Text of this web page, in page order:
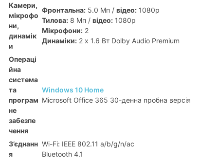
Камери,
мікрофо
ни,
динамік
и
Фронтальна: 5.0 Мп / відео: 1080p
Тилова: 8 Мп / відео: 1080p
Мікрофони: 2
Динаміки: 2 х 1.6 Вт Dolby Audio Premium
Операці
йна
система
та
програм
не
забезпе
чення
Windows 10 Home
Microsoft Office 365 30-денна пробна версія
З’єднанн
я
Wi-Fi: IEEE 802.11 a/b/g/n/ac
Bluetooth 4.1